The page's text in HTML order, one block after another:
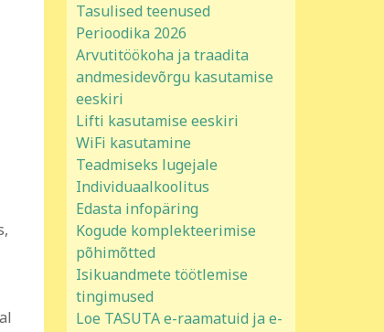
Tasulised teenused
Perioodika 2026
Arvutitöökoha ja traadita
andmesidevõrgu kasutamise
eeskiri
Lifti kasutamise eeskiri
WiFi kasutamine
Teadmiseks lugejale
Individuaalkoolitus
Edasta infopäring
Kogude komplekteerimise
põhimõtted
Isikuandmete töötlemise
tingimused
Loe TASUTA e-raamatuid ja e-